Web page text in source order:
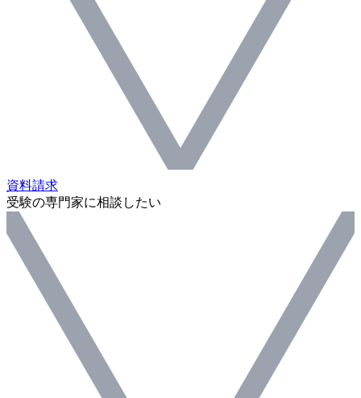
資料請求
受験の専門家に相談したい